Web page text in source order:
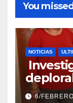
You missed
NOTICIAS
el6/